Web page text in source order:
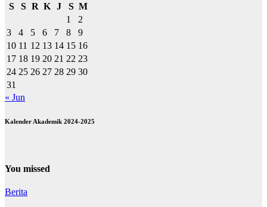
S
S R K J S M
1
2
3
4 5 6 7 8
9
10 11 12 13 14 15 16
17 18 19 20 21 22 23
24 25 26 27 28 29 30
31
« Jun
Kalender Akademik 2024-2025
You missed
Berita